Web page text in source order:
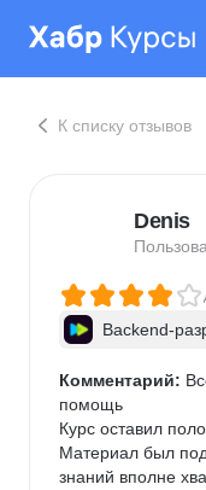
К списку отзывов
Denis
Backend-
Комментарий:
помощь
Курс оставил
Материал был
знаний вполне